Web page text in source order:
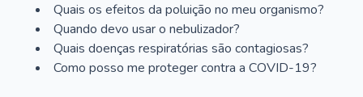
Quais os efeitos da poluição no meu organismo?
Quando devo usar o nebulizador?
Quais doenças respiratórias são contagiosas?
Como posso me proteger contra a COVID-19?